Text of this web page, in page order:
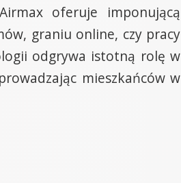
oferuje imponującą
graniu online, czy pracy
odgrywa istotną rolę w
mieszkańców w